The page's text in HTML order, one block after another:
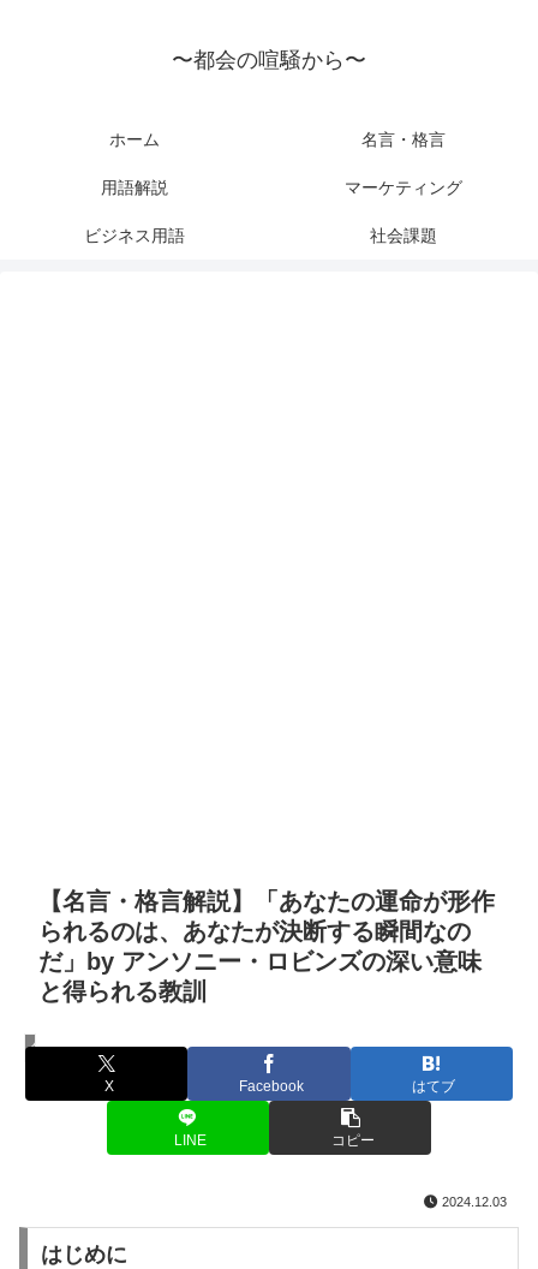
〜都会の喧騒から〜
ホーム 名言・格言
用語解説 マーケティング
ビジネス用語 社会課題
【名言・格言解説】「あなたの運命が形作
られるのは、あなたが決断する瞬間なの
だ」by アンソニー・ロビンズの深い意味
と得られる教訓
名言・格言
X Facebook はてブ
LINE コピー
2024.12.03
はじめに